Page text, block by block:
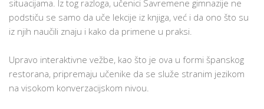
situacijama. Iz tog razloga, učenici Savremene gimnazije ne
podstiču se samo da uče lekcije iz knjiga, već i da ono što su
iz njih naučili znaju i kako da primene u praksi.
Upravo interaktivne vežbe, kao što je ova u formi španskog
restorana, pripremaju učenike da se služe stranim jezikom
na visokom konverzacijskom nivou.